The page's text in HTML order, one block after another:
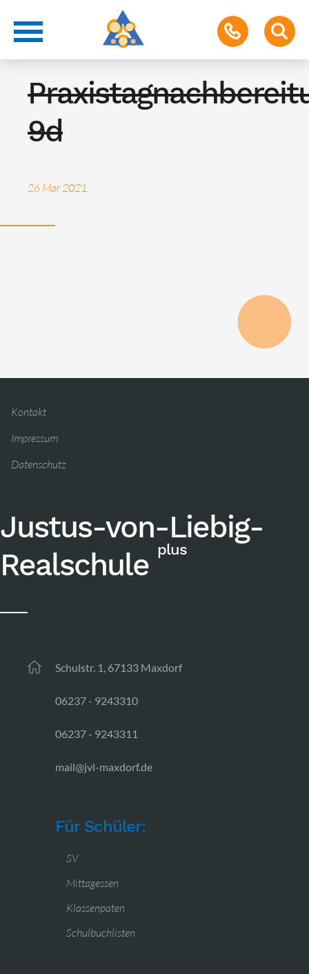
Berufsorientierung
9d
26 Mar 2021,
Kontakt
Impressum
Datenschutz
Justus-von-Liebig-
Realschule plus
Schulstr. 1, 67133 Maxdorf
06237 - 9243310
06237 - 9243311
mail@jvl-maxdorf.de
Für Schüler:
SV
Mittagessen
Klassenpaten
Schulbuchlisten